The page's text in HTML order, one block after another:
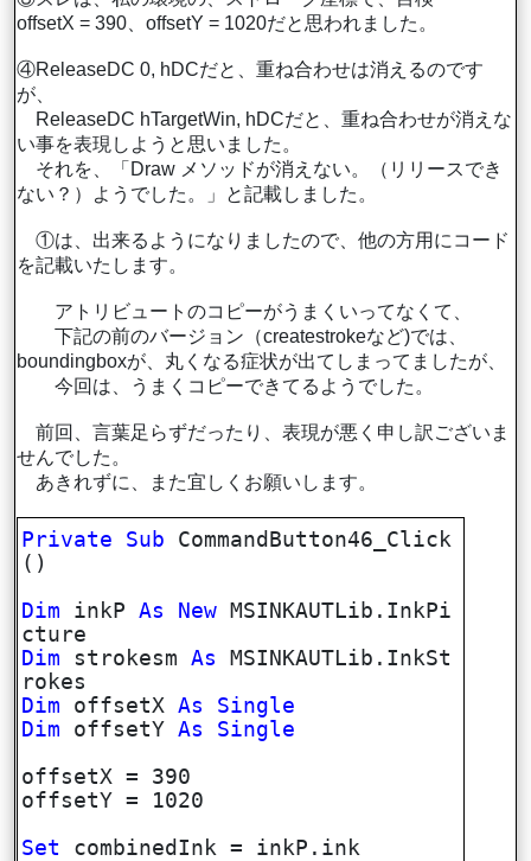
offsetX = 390、offsetY = 1020だと思われました。
④ReleaseDC 0, hDCだと、重ね合わせは消えるのです
が、
ReleaseDC hTargetWin, hDCだと、重ね合わせが消えな
い事を表現しようと思いました。
それを、「Draw メソッドが消えない。（リリースでき
ない？）ようでした。」と記載しました。
①は、出来るようになりましたので、他の方用にコード
を記載いたします。
アトリビュートのコピーがうまくいってなくて、
下記の前のバージョン（createstrokeなど)では、
boundingboxが、丸くなる症状が出てしまってましたが、
今回は、うまくコピーできてるようでした。
前回、言葉足らずだったり、表現が悪く申し訳ございま
せんでした。
あきれずに、また宜しくお願いします。
Private Sub CommandButton46_Click
()
Dim inkPAs New MSINKAUTLib.InkPi
cture
Dim strokesmAs
MSINKAUTLib.InkSt
rokes
Dim offsetXAs
Single
Dim offsetYAs
Single
offsetX = 390
offsetY = 1020
Set
combinedInk = inkP.ink